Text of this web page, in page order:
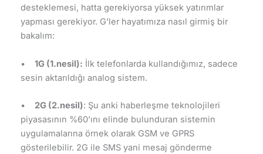
desteklemesi, hatta gerekiyorsa yüksek yatırımlar
yapması gerekiyor. G’ler hayatımıza nasıl girmiş bir
bakalım:
• 1G (1.nesil): İlk telefonlarda kullandığımız, sadece
sesin aktarıldığı analog sistem.
• 2G (2.nesil): Şu anki haberleşme teknolojileri
piyasasının %60’ını elinde bulunduran sistemin
uygulamalarına örnek olarak GSM ve GPRS
gösterilebilir. 2G ile SMS yani mesaj gönderme